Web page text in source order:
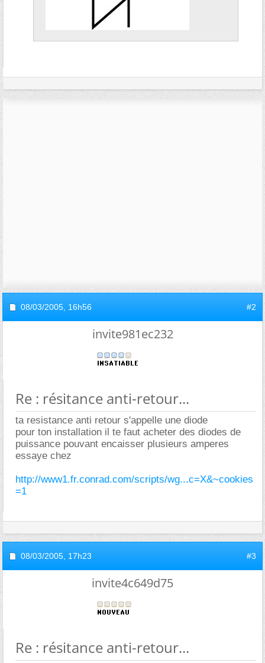
08/03/2005, 16h56 #2
invite981ec232
Re : résitance anti-retour...
ta resistance anti retour s'appelle une diode
pour ton installation il te faut acheter des diodes de
puissance pouvant encaisser plusieurs amperes
essaye chez
http://www1.fr.conrad.com/scripts/wg...c=X&~cookies
=1
08/03/2005, 17h23 #3
invite4c649d75
Re : résitance anti-retour...